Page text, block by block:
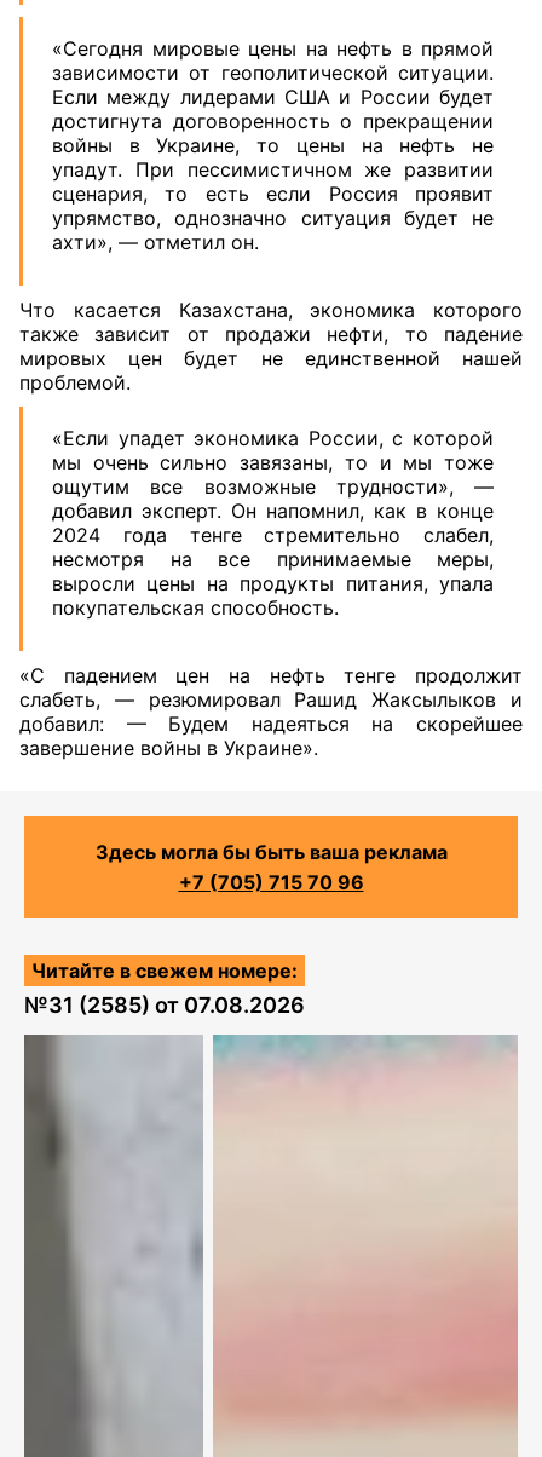
«Сегодня мировые цены на нефть в прямой
зависимости от геополитической ситуации.
Если между лидерами США и России будет
достигнута договоренность о прекращении
войны в Украине, то цены на нефть не
упадут. При пессимистичном же развитии
сценария, то есть если Россия проявит
упрямство, однозначно ситуация будет не
ахти», — отметил он.
Что касается Казахстана, экономика которого
также зависит от продажи нефти, то падение
мировых цен будет не единственной нашей
проблемой.
«Если упадет экономика России, с которой
мы очень сильно завязаны, то и мы тоже
ощутим все возможные трудности», —
добавил эксперт. Он напомнил, как в конце
2024 года тенге стремительно слабел,
несмотря на все принимаемые меры,
выросли цены на продукты питания, упала
покупательская способность.
«С падением цен на нефть тенге продолжит
слабеть, — резюмировал Рашид Жаксылыков и
добавил: — Будем надеяться на скорейшее
завершение войны в Украине».
Здесь могла бы быть ваша реклама
+7 (705) 715 70 96
Читайте в свежем номере:
№31 (2585) от 07.08.2026